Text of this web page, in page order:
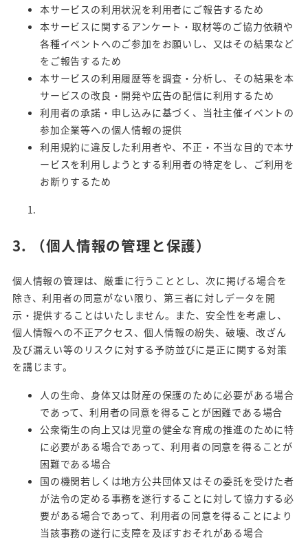
本サービスの利用状況を利用者にご報告するため
本サービスに関するアンケート・取材等のご協力依頼や
各種イベントへのご参加をお願いし、又はその結果など
をご報告するため
本サービスの利用履歴等を調査・分析し、その結果を本
サービスの改良・開発や広告の配信に利用するため
利用者の承諾・申し込みに基づく、当社主催イベントの
参加企業等への個人情報の提供
利用規約に違反した利用者や、不正・不当な目的で本サ
ービスを利用しようとする利用者の特定をし、ご利用を
お断りするため
3. （個人情報の管理と保護）
個人情報の管理は、厳重に行うこととし、次に掲げる場合を
除き、利用者の同意がない限り、第三者に対しデータを開
示・提供することはいたしません。また、安全性を考慮し、
個人情報への不正アクセス、個人情報の紛失、破壊、改ざん
及び漏えい等のリスクに対する予防並びに是正に関する対策
を講じます。
人の生命、身体又は財産の保護のために必要がある場合
であって、利用者の同意を得ることが困難である場合
公衆衛生の向上又は児童の健全な育成の推進のために特
に必要がある場合であって、利用者の同意を得ることが
困難である場合
国の機関若しくは地方公共団体又はその委託を受けた者
が法令の定める事務を遂行することに対して協力する必
要がある場合であって、利用者の同意を得ることにより
当該事務の遂行に支障を及ぼすおそれがある場合